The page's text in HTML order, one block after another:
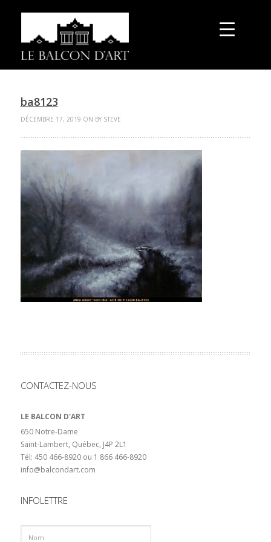
ba8123
DÉCEMBRE 17, 2019 ON BY STEVE
CONTACTEZ-NOUS
LE BALCON D'ART
650 Notre-Dame
Saint-Lambert, Québec, J4P 2L1
Tél: 450 466-8920 ou 1 866 466-8920
info@balcondart.com
INFOLETTRE